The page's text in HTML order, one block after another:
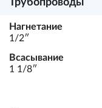
Трубопроводы
Нагнетание
1/2ʺ
Всасывание
1 1/8ʺ